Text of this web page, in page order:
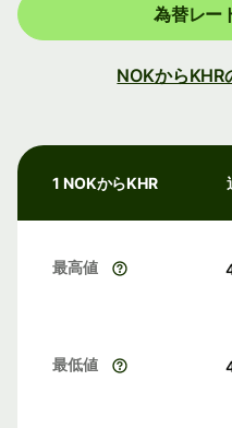
為替レー
NOKからKHR
1 NOKからKHR
最高値
最低値